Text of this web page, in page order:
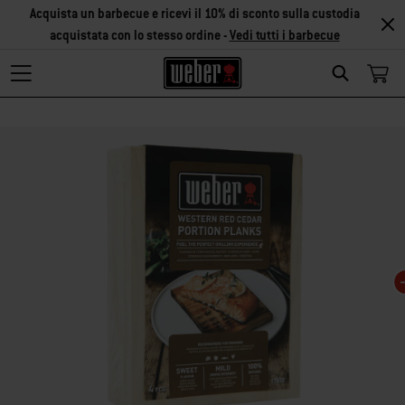
Search
Acquista un barbecue e ricevi il 10% di sconto sulla custodia
acquistata con lo stesso ordine -Vedi tutti i barbecue